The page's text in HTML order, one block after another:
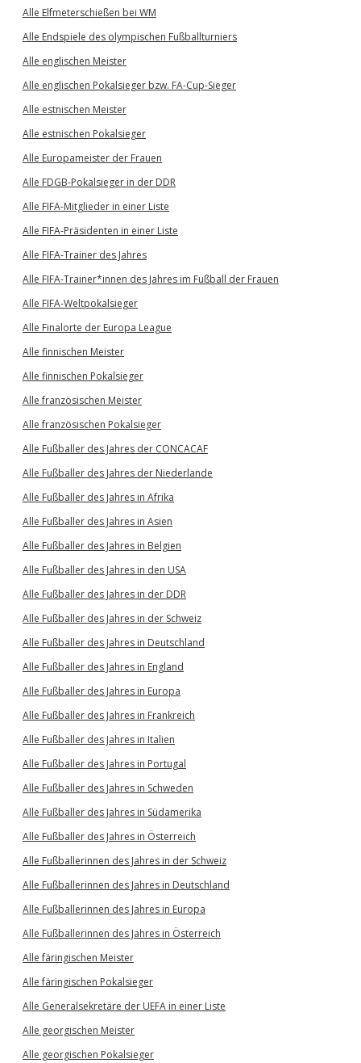
Alle Elfmeterschießen bei WM
Alle Endspiele des olympischen Fußballturniers
Alle englischen Meister
Alle englischen Pokalsieger bzw. FA-Cup-Sieger
Alle estnischen Meister
Alle estnischen Pokalsieger
Alle Europameister der Frauen
Alle FDGB-Pokalsieger in der DDR
Alle FIFA-Mitglieder in einer Liste
Alle FIFA-Präsidenten in einer Liste
Alle FIFA-Trainer des Jahres
Alle FIFA-Trainer*innen des Jahres im Fußball der Frauen
Alle FIFA-Weltpokalsieger
Alle Finalorte der Europa League
Alle finnischen Meister
Alle finnischen Pokalsieger
Alle französischen Meister
Alle französischen Pokalsieger
Alle Fußballer des Jahres der CONCACAF
Alle Fußballer des Jahres der Niederlande
Alle Fußballer des Jahres in Afrika
Alle Fußballer des Jahres in Asien
Alle Fußballer des Jahres in Belgien
Alle Fußballer des Jahres in den USA
Alle Fußballer des Jahres in der DDR
Alle Fußballer des Jahres in der Schweiz
Alle Fußballer des Jahres in Deutschland
Alle Fußballer des Jahres in England
Alle Fußballer des Jahres in Europa
Alle Fußballer des Jahres in Frankreich
Alle Fußballer des Jahres in Italien
Alle Fußballer des Jahres in Portugal
Alle Fußballer des Jahres in Schweden
Alle Fußballer des Jahres in Südamerika
Alle Fußballer des Jahres in Österreich
Alle Fußballerinnen des Jahres in der Schweiz
Alle Fußballerinnen des Jahres in Deutschland
Alle Fußballerinnen des Jahres in Europa
Alle Fußballerinnen des Jahres in Österreich
Alle färingischen Meister
Alle färingischen Pokalsieger
Alle Generalsekretäre der UEFA in einer Liste
Alle georgischen Meister
Alle georgischen Pokalsieger